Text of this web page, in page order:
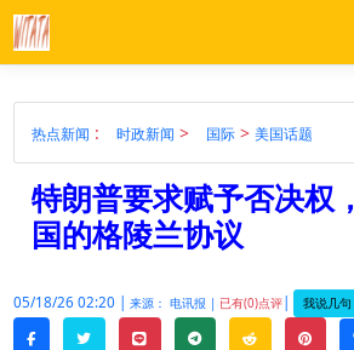
热点新闻 : 时政新闻 > 国际 > 美国话题
特朗普要求赋予否决权
国的格陵兰协议
05/18/26 02:20 | 来源： 电讯报 | 已有(0)点评| 我说几句
facebooktwitterline telegramreddit